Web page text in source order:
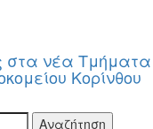
στα νέα Τμήματα
Κορίνθου